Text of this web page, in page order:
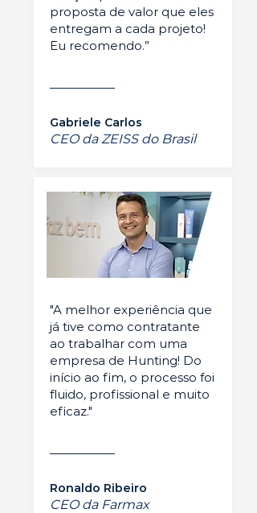
proposta de valor que eles
entregam a cada projeto!
Eu recomendo.”
Gabriele Carlos
CEO da ZEISS do Brasil
"A melhor experiência que
já tive como contratante
ao trabalhar com uma
empresa de Hunting! Do
início ao fim, o processo foi
fluido, profissional e muito
eficaz."
Ronaldo Ribeiro
CEO da Farmax